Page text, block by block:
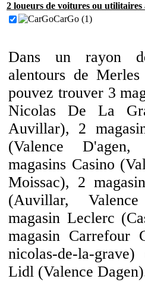
2 loueurs de voitures ou
CarGo (1)
Dans un rayon
alentours de
pouvez trouver 3
Nicolas De La
Auvillar), 2
(Valence
magasins Casino
Moissac), 2
(Auvillar,
magasin Leclerc
magasin Carrefour
nicolas-de-la-
Lidl (Valence